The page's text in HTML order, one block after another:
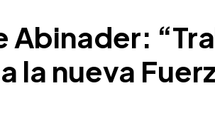
Abinader:
la nueva